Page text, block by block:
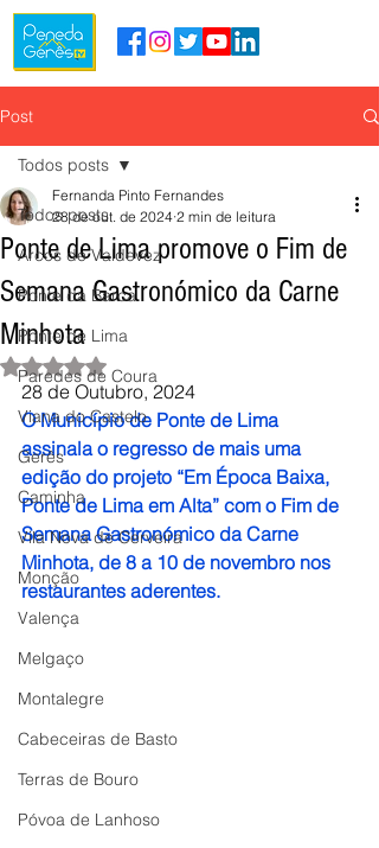
Post
Todos posts
Arcos de Valdevez
Ponte da Barca
Ponte de Lima
Paredes de Coura
Viana do Castelo
Gerês
Caminha
Vila Nova de Cerveira
Monção
Valença
Melgaço
Montalegre
Cabeceiras de Basto
Terras de Bouro
Póvoa de Lanhoso
Todos posts
Ponte de Lima promove o Fim de
Semana Gastronómico da Carne
Minhota
Fernanda Pinto Fernandes
28 de out. de 2024 2 min de leitura
Avaliado com NaN de 5 estrelas.
28 de Outubro, 2024
O Município de Ponte de Lima
assinala o regresso de mais uma
edição do projeto “Em Época Baixa,
Ponte de Lima em Alta” com o Fim de
Semana Gastronómico da Carne
Minhota, de 8 a 10 de novembro nos
restaurantes aderentes.